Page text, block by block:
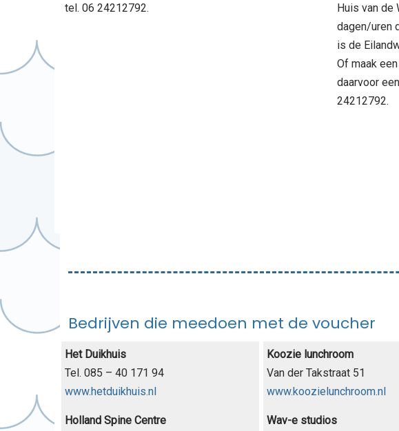
tel. 06 24212792.
Huis van de
dagen/uren
is de
Of maak
daarvoor
24212792.
Bedrijven die meedoen met de voucher
Het Duikhuis
Tel. 085 – 40 171 94
www.hetduikhuis.nl
Holland Spine Centre
Koozie lunchroom
Van der Takstraat 51
www.koozielunchroom.nl
Wav-e studios